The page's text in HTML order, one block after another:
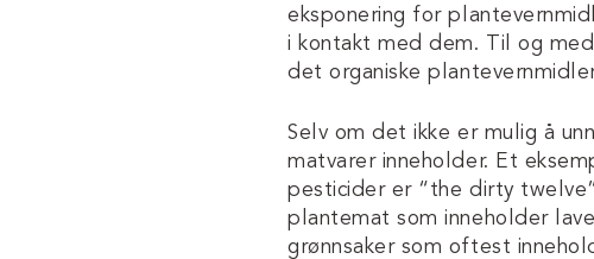
eksponering for
i kontakt med dem. Til og
det organiske
Selv om det ikke er mulig å
matvarer inneholder. Et
pesticider er “the dirty
plantemat som inneholder
grønnsaker som oftest